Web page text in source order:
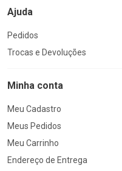
Ajuda
Pedidos
Trocas e Devoluções
Minha conta
Meu Cadastro
Meus Pedidos
Meu Carrinho
Endereço de Entrega